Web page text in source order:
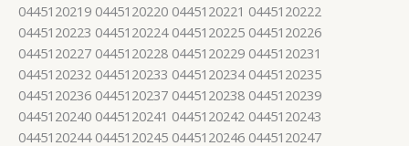
0445120219 0445120220 0445120221 0445120222
0445120223 0445120224 0445120225 0445120226
0445120227 0445120228 0445120229 0445120231
0445120232 0445120233 0445120234 0445120235
0445120236 0445120237 0445120238 0445120239
0445120240 0445120241 0445120242 0445120243
0445120244 0445120245 0445120246 0445120247